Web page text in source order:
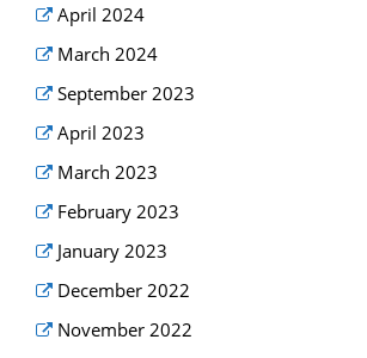
April 2024
March 2024
September 2023
April 2023
March 2023
February 2023
January 2023
December 2022
November 2022